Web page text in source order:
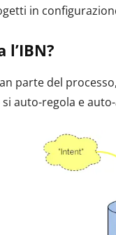
in
l’IBN?
parte del
auto-regola e